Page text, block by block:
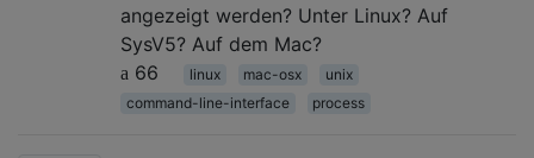
angezeigt werden? Unter Linux? Auf
SysV5? Auf dem Mac?
66
linux mac-osx
unix
command-line-interface
process